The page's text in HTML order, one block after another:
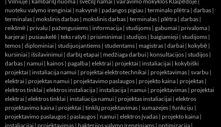
nuoteku valymo irenginiai | nakvynė | padangos pigiau | terminalo plėtra | darbas |
terminalas | mokslinis darbas | mokslinis darbas | terminalas | plėtra | darbas |
reikšmė | privalu | pažengusiems | informacija | studijoms | gabumai | privaloma |
karjerai | pusiaukelė | teks rašyti | prisiminimai | studijos | baigiamieji | studijoms |
temos | diplominiai | studijuojantiems | studentams | magistras | darbai | kokybė |
kursiniai | išsilavinimui | darbų etapai | medžiaga darbui | konsultacijos | studijos |
darbas | namui | kainos | pagalba | elektrai | projektai | instaliacijai | kokybiški
projektai | instaliacija namui | projektai elektrotechnikai | projektavimas | svarbu |
elektrai | projektas namui | projektavimo paslaugos | projekto kaina | projektas |
elektros tinklai | elektros instaliacija | instaliacija | namui | projektavimas | projektai
elektrai | elektros tinklai | instaliacija namui | projektas instaliacijai | elektros
projektavimo kaina | projektai | tinklų projektavimas | sumazejes | funkciju |
projektavimo paslaugos | paslaugos | namui | elektros įvadas | projekto kaina |
instaliacijai | projektavimas | bakterijos valymo įrenginiams | optimizacija |